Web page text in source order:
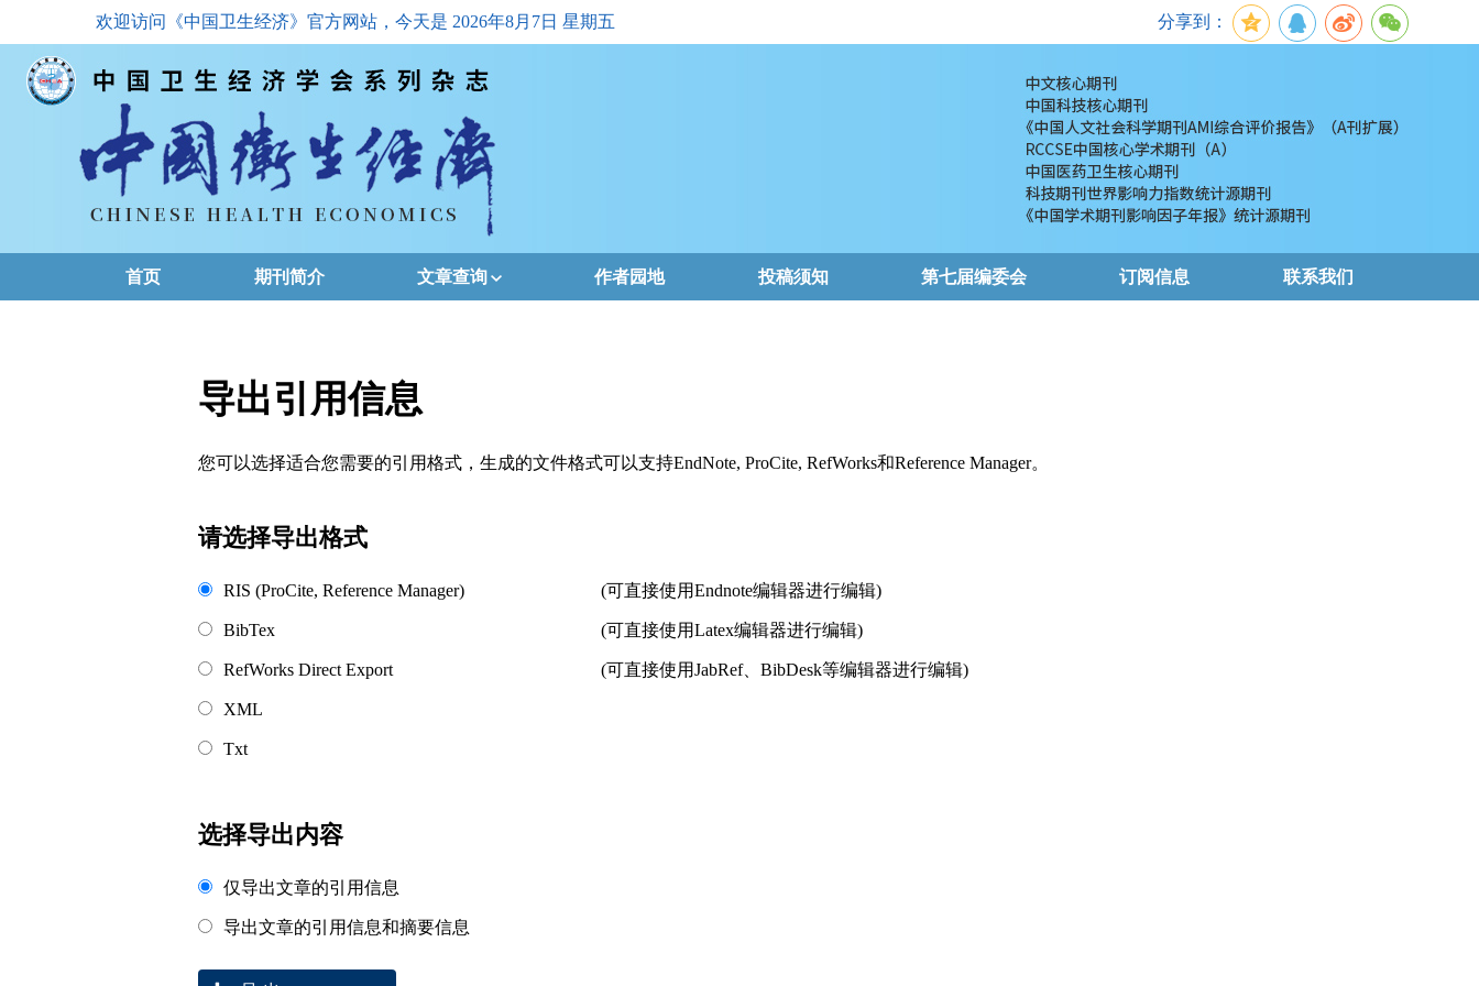
欢迎访问《中国卫生经济》官方网站，今天是 2026年8月7日 星期五 分享到：
首页 期刊简介 文章查询
下载排名
作者园地 投稿须知 第七届编委会 订阅信息 联系我们
导出引用信息
您可以选择适合您需要的引用格式，生成的文件格式可以支持EndNote, ProCite, RefWorks和Reference Manager。
请选择导出格式
RIS (ProCite, Reference Manager) (可直接使用Endnote编辑器进行编辑)
BibTex (可直接使用Latex编辑器进行编辑)
RefWorks Direct Export (可直接使用JabRef、BibDesk等编辑器进行编辑)
XML
Txt
选择导出内容
仅导出文章的引用信息
导出文章的引用信息和摘要信息